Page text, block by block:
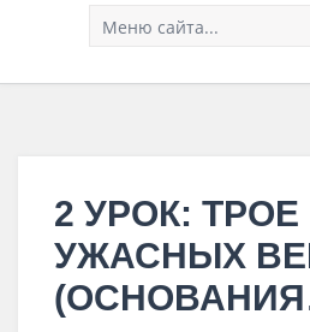
Меню сайта...
2 УРОК: ТРОЕ
УЖАСНЫХ